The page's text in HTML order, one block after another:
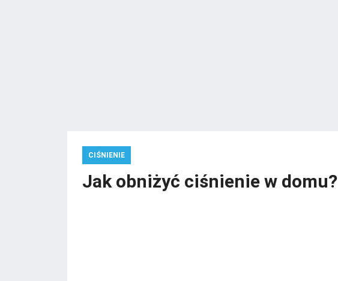
CIŚNIENIE
Jak obniżyć ciśnienie w domu?